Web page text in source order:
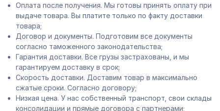
Оплата после получения. Мы готовы принять оплату при
выдаче товара. Вы платите только по факту доставки
товара;
Договор и документы. Подготовим все документы
согласно таможенного законодательства;
Гарантия доставки. Все грузы застрахованы, и мы
гарантируем доставку в срок;
Скорость доставки. Доставим товар в максимально
сжатые сроки. Согласно договору;
Низкая цена. У нас собственный транспорт, свои склады
консолидации и прямые договора с партнерами;